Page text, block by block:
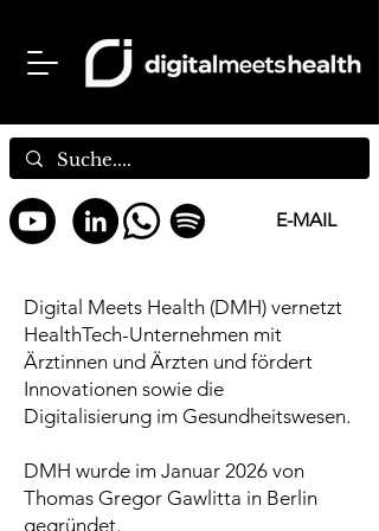
E-MAIL
Digital Meets Health (DMH) vernetzt
HealthTech-Unternehmen mit
Ärztinnen und Ärzten und fördert
Innovationen sowie die
Digitalisierung im Gesundheitswesen.
DMH wurde im Januar 2026 von
Thomas Gregor Gawlitta in Berlin
gegründet.